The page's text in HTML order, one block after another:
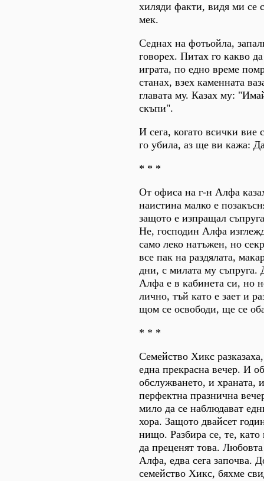
хиляди факти, видя ми се
мек.
Седнах на фотьойла,
говорех. Питах го какво
играта, по едно време
станах, взех каменната
главата му. Казах му:
скъпи".
И сега, когато всички вие
го убила, аз ще ви кажа:
* * *
От офиса на г-н Алфа
наистина малко е
защото е изпращал
Не, господин Алфа
само леко натъжен, но
все пак на раздялата,
дни, с милата му съпруга.
Алфа е в кабинета си, но
лично, тъй като е зает и
щом се освободи, ще се
* * *
Семейство Хикс
една прекрасна вечер. И
обслужването, и храната,
перфектна празнична
мило да се наблюдават
хора. Защото двайсет
нищо. Разбира се, те, като
да преценят това.
Алфа, едва сега започва.
семейство Хикс, бяхме